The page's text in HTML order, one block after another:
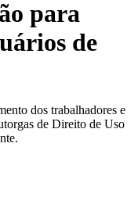
para
de
dos trabalhadores e
de Direito de Uso